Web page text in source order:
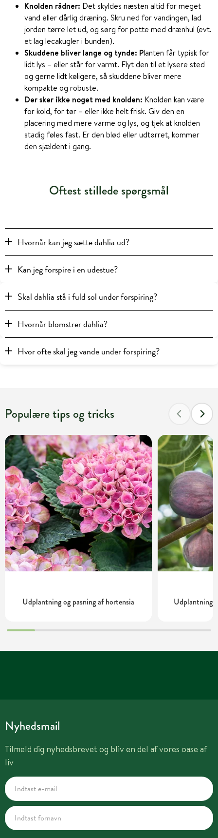
Knolden rådner: Det skyldes næsten altid for meget
vand eller dårlig dræning. Skru ned for vandingen, lad
jorden tørre let ud, og sørg for potte med drænhul (evt.
et lag lecakugler i bunden).
Skuddene bliver lange og tynde: Planten får typisk for
lidt lys – eller står for varmt. Flyt den til et lysere sted
og gerne lidt køligere, så skuddene bliver mere
kompakte og robuste.
Der sker ikke noget med knolden: Knolden kan være
for kold, for tør – eller ikke helt frisk. Giv den en
placering med mere varme og lys, og tjek at knolden
stadig føles fast. Er den blød eller udtørret, kommer
den sjældent i gang.
Oftest stillede spørgsmål
Hvornår kan jeg sætte dahlia ud?
Kan jeg forspire i en udestue?
Skal dahlia stå i fuld sol under forspiring?
Hvornår blomstrer dahlia?
Hvor ofte skal jeg vande under forspiring?
Populære tips og tricks
Udplantning og pasning af hortensia Udplantning
Nyhedsmail
Tilmeld dig nyhedsbrevet og bliv en del af vores oase af
liv